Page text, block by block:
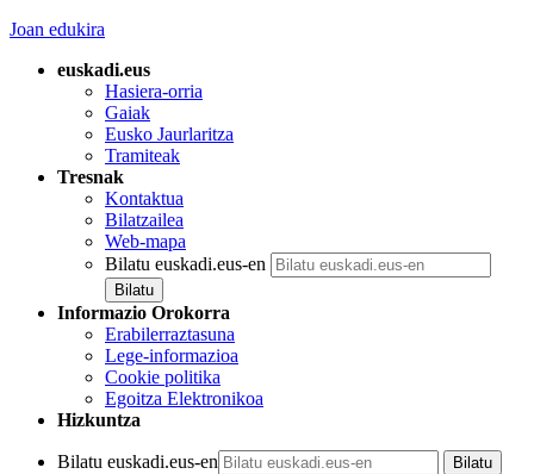
Joan edukira
euskadi.eus
Hasiera-orria
Gaiak
Eusko Jaurlaritza
Tramiteak
Tresnak
Kontaktua
Bilatzailea
Web-mapa
Bilatu euskadi.eus-en
Informazio Orokorra
Erabilerraztasuna
Lege-informazioa
Cookie politika
Egoitza Elektronikoa
Hizkuntza
Bilatu euskadi.eus-en